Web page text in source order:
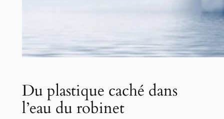
Du plastique caché dans
l’eau du robinet